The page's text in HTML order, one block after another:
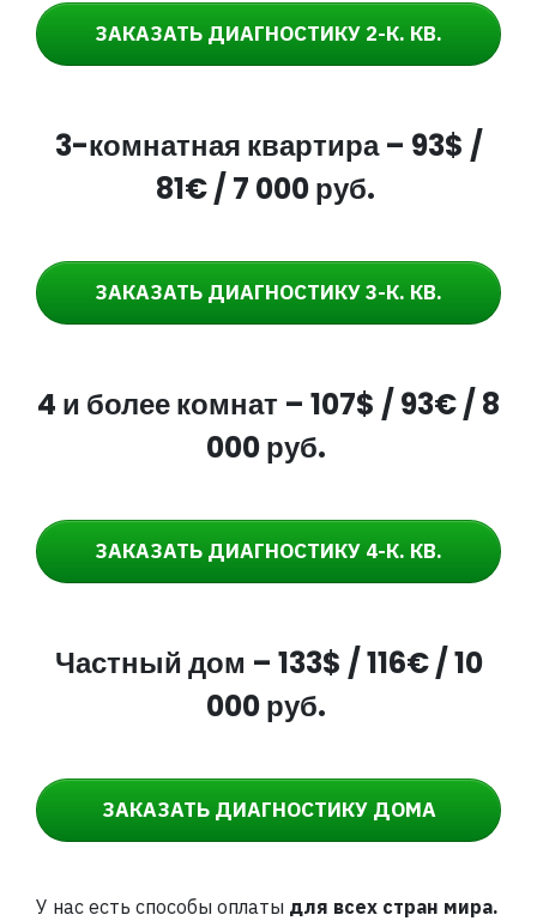
ЗАКАЗАТЬ ДИАГНОСТИКУ 2-К. КВ.
3-комнатная квартира – 93$ /
81€ / 7 000 руб.
ЗАКАЗАТЬ ДИАГНОСТИКУ 3-К. КВ.
4 и более комнат – 107$ / 93€ / 8
000 руб.
ЗАКАЗАТЬ ДИАГНОСТИКУ 4-К. КВ.
Частный дом – 133$ / 116€ / 10
000 руб.
ЗАКАЗАТЬДИАГНОСТИКУ ДОМА
У нас есть способы оплаты для всех стран мира.